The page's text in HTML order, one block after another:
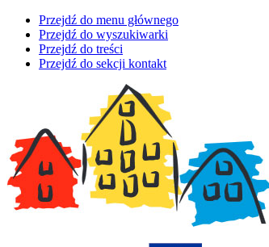
Przejdź do menu głównego
Przejdź do wyszukiwarki
Przejdź do treści
Przejdź do sekcji kontakt